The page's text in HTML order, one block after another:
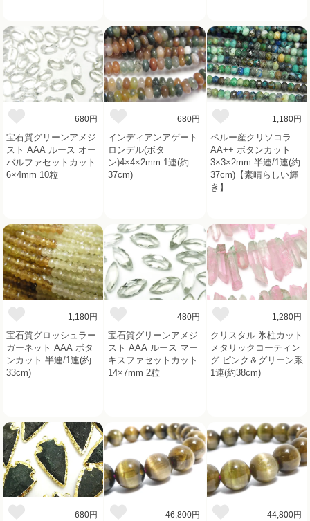
680円
宝石質グリーンアメジ
スト AAA ルース オー
バルファセットカット
6×4mm 10粒
680円
インディアンアゲート
ロンデル(ボタ
ン)4×4×2mm 1連(約
37cm)
1,180円
ペルー産クリソコラ
AA++ ボタンカット
3×3×2mm 半連/1連(約
37cm)【素晴らしい輝
き】
1,180円
宝石質グロッシュラー
ガーネット AAA ボタ
ンカット 半連/1連(約
33cm)
480円
宝石質グリーンアメジ
スト AAA ルース マー
キスファセットカット
14×7mm 2粒
1,280円
クリスタル 氷柱カット
メタリックコーティン
グ ピンク＆グリーン系
1連(約38cm)
680円 46,800円 44,800円